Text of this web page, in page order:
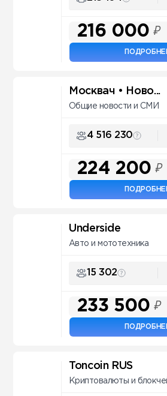
216 000 ₽
Москвач • Ново...
Общие новости и СМИ
4 516 230
224 200 ₽
Underside
Авто и мототехника
15 302
233 500 ₽
Toncoin RUS
Криптовалюты и